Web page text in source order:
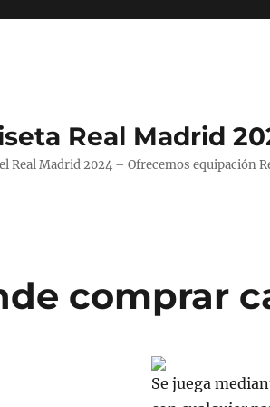
Real Madrid
Real Madrid 2024 – Ofrecemos equipación
comprar
Se juega